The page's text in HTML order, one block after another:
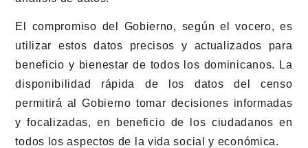
El compromiso del Gobierno, según el vocero, es
utilizar estos datos precisos y actualizados para
beneficio y bienestar de todos los dominicanos. La
disponibilidad rápida de los datos del censo
permitirá al Gobierno tomar decisiones informadas
y focalizadas, en beneficio de los ciudadanos en
todos los aspectos de la vida social y económica.